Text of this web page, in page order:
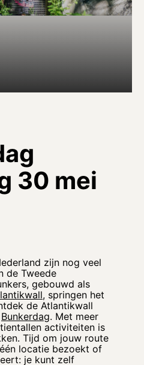
30 mei
zijn nog veel
de Tweede
gebouwd als
, springen het
de Atlantikwall
Bunkerdag. Met meer
activiteiten is
Tijd om jouw route
locatie bezoekt of
je kunt zelf